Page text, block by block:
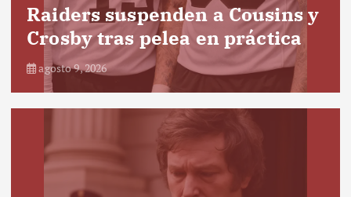
Raiders suspenden a Cousins y
Crosby tras pelea en práctica
agosto 9, 2026